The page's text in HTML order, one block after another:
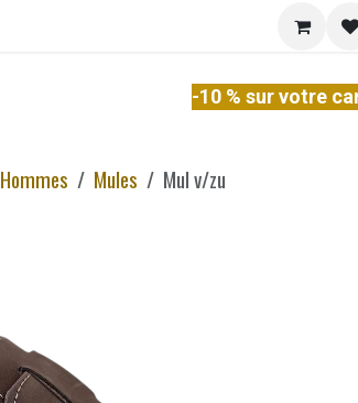
-10 % sur votre
Hommes Mules Mul v/zu